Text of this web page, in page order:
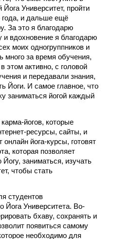
Университет, пройти
и дальше ещё
За это я благодарю
и вдохновение я благодарю
моих одногруппников и
много за время обучения,
этом активно, с головой
и передавали знания,
Йоги. И самое главное, что
заниматься йогой каждый
йогов, которые
ресурсы, сайты, и
онлайн йога-курсы, готовят
которая позволяет
заниматься, изучать
чтобы стать
студентов
Йога Университета. Во-
бхаву, сохранять и
появиться самому
необходимо для